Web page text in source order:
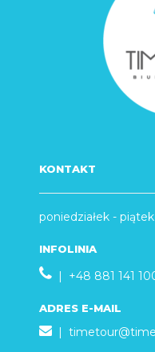
KONTAKT
poniedziałek - piątek
INFOLINIA
| +48 881 141
ADRES E-MAIL
|